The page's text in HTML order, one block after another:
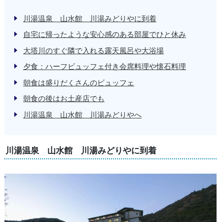
川湯温泉 山水館 川湯みどりやに到着
自宅に帰ったような安心感のある部屋でひと休み
大塔川のすぐ隣で入れる露天風呂や大浴場
夕食：ハーフビュッフェ付き会席料理や懐石料理
朝食は盛りだくさんのビュッフェ
朝食の後はお土産店でも
川湯温泉 山水館 川湯みどりやへ
川湯温泉 山水館 川湯みどりやに到着